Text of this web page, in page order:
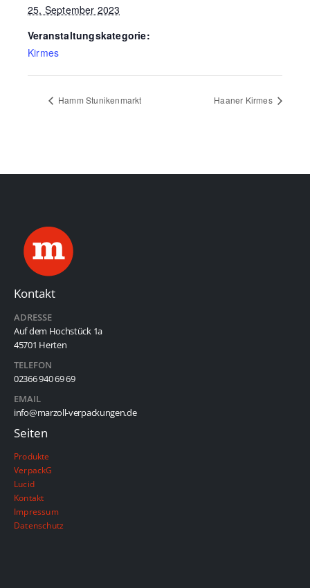
25. September 2023
Veranstaltungskategorie:
Kirmes
Hamm Stunikenmarkt Haaner Kirmes
Kontakt
ADRESSE
Auf dem Hochstück 1a
45701 Herten
TELEFON
02366 940 69 69
EMAIL
info@marzoll-verpackungen.de
Seiten
Produkte
VerpackG
Lucid
Kontakt
Impressum
Datenschutz